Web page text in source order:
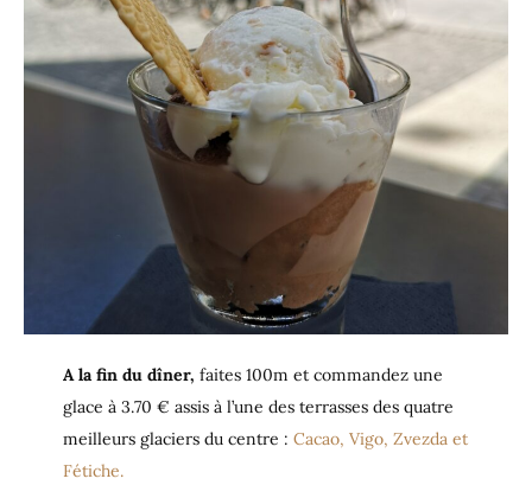
A la fin du dîner, faites 100m et commandez une
glace à 3.70 € assis à l’une des terrasses des quatre
meilleurs glaciers du centre : Cacao, Vigo, Zvezda et
Fétiche.